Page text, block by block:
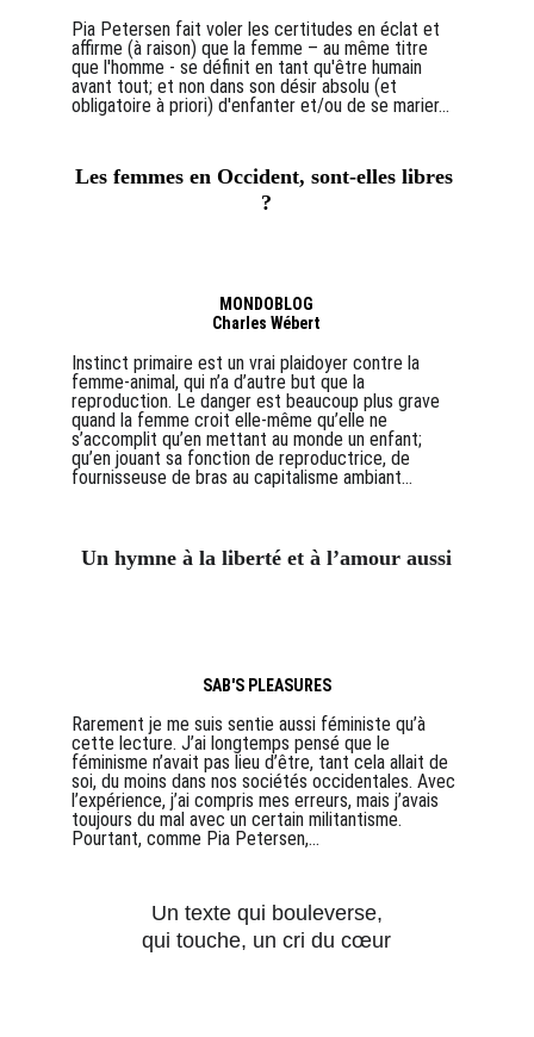
Pia Petersen fait voler les certitudes en éclat et
affirme (à raison) que la femme – au même titre
que l'homme - se définit en tant qu'être humain
avant tout; et non dans son désir absolu (et
obligatoire à priori) d'enfanter et/ou de se marier...
Les femmes en Occident, sont-elles libres
?
MONDOBLOG
Charles Wébert
Instinct primaire est un vrai plaidoyer contre la
femme-animal, qui n’a d’autre but que la
reproduction. Le danger est beaucoup plus grave
quand la femme croit elle-même qu’elle ne
s’accomplit qu’en mettant au monde un enfant;
qu’en jouant sa fonction de reproductrice, de
fournisseuse de bras au capitalisme ambiant...
Un hymne à la liberté et à l’amour aussi
SAB'S PLEASURES
Rarement je me suis sentie aussi féministe qu’à
cette lecture. J’ai longtemps pensé que le
féminisme n’avait pas lieu d’être, tant cela allait de
soi, du moins dans nos sociétés occidentales. Avec
l’expérience, j’ai compris mes erreurs, mais j’avais
toujours du mal avec un certain militantisme.
Pourtant, comme Pia Petersen,...
Un texte qui bouleverse,
qui touche, un cri du cœur